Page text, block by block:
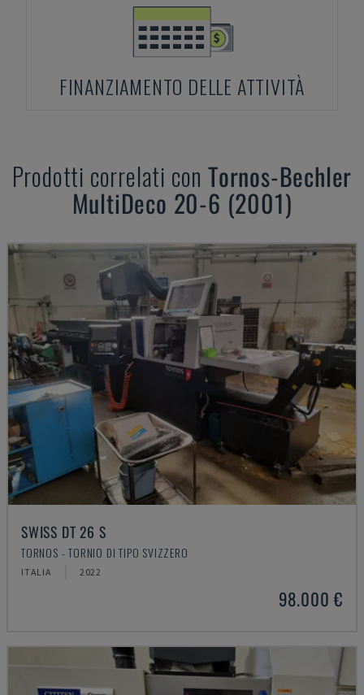
FINANZIAMENTO DELLE ATTIVITÀ
Prodotti correlati conTornos-Bechler
MultiDeco 20-6 (2001)
SWISS DT 26 S
TORNOS - TORNIO DI TIPO SVIZZERO
ITALIA 2022
98.000 €